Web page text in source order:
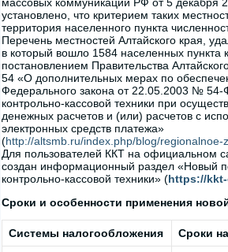
установлено, что критерием таких
территория населенного пункта
Перечень местностей Алтайского края,
в который вошло 1584 населенных пункта
постановлением Правительства
54 «О дополнительных мерах по
Федерального закона от 22.05.2003 №
контрольно-кассовой техники при
денежных расчетов и (или) расчетов с
электронных средств платежа»
(http://altsmb.ru/index.php/blog/regionalnoe-
Для пользователей ККТ на официальном
создан информационный раздел «Новый
контрольно-кассовой техники» (https://
Сроки и особенности применения
Системы налогообложения Сроки